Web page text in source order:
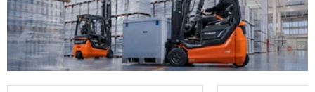
Regalanlagen
Gesamtübersicht